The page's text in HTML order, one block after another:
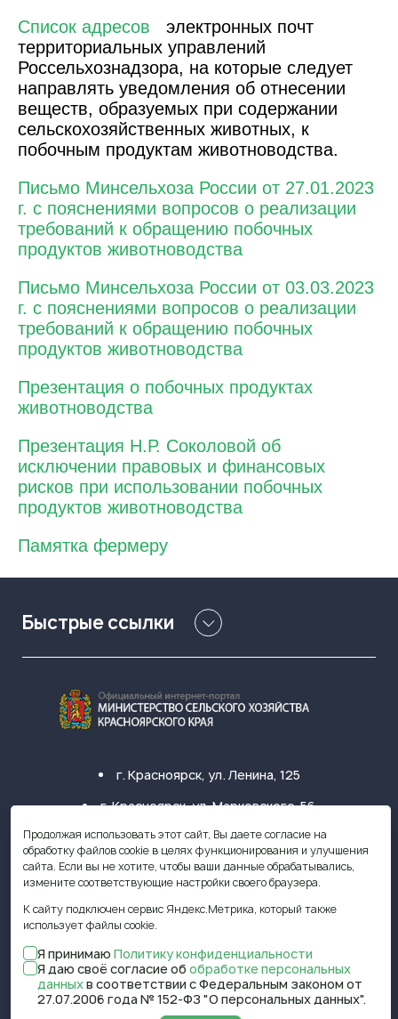
Список адресов
электронных почт
территориальных управлений
Россельхознадзора, на которые следует
направлять уведомления об отнесении
веществ, образуемых при содержании
сельскохозяйственных животных, к
побочным продуктам животноводства.
Письмо Минсельхоза России от 27.01.2023
г. с пояснениями вопросов о реализации
требований к обращению побочных
продуктов животноводства
Письмо Минсельхоза России от 03.03.2023
г. с пояснениями вопросов о реализации
требований к обращению побочных
продуктов животноводства
Презентация о побочных продуктах
животноводства
Презентация Н.Р. Соколовой об
исключении правовых и финансовых
рисков при использовании побочных
продуктов животноводства
Памятка фермеру
Быстрые ссылки
г. Красноярск, ул. Ленина, 125
г. Красноярск, ул. Марковского, 56
+7 (391) 249-31-33
krasagro@krasagro.ru
© 2009—2026 Министерство
сельского хозяйства Красноярского
края
Продолжая использовать этот сайт, Вы даете согласие на
обработку файлов cookie в целях функционирования и улучшения
сайта. Если вы не хотите, чтобы ваши данные обрабатывались,
измените соответствующие настройки своего браузера.
К сайту подключен сервис Яндекс.Метрика, который также
использует файлы cookie.
Я принимаю Политику конфиденциальности
Я даю своё согласие об обработке персональных
данныхв соответствии с Федеральным законом от
27.07.2006 года № 152-ФЗ "О персональных данных".